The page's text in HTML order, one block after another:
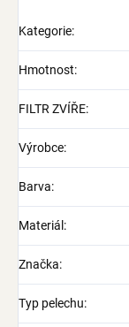
Kategorie:
Hmotnost:
FILTR ZVÍŘE:
Výrobce:
Barva:
Materiál :
Značka:
Typ pelechu: